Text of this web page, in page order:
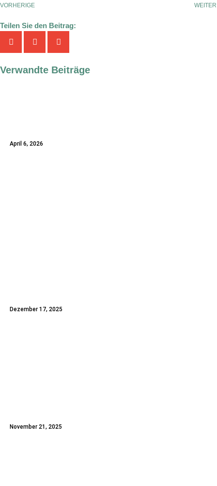
VORHERIGE WEITER
Teilen Sie den Beitrag:
Verwandte Beiträge
April 6, 2026
Dezember 17, 2025
November 21, 2025